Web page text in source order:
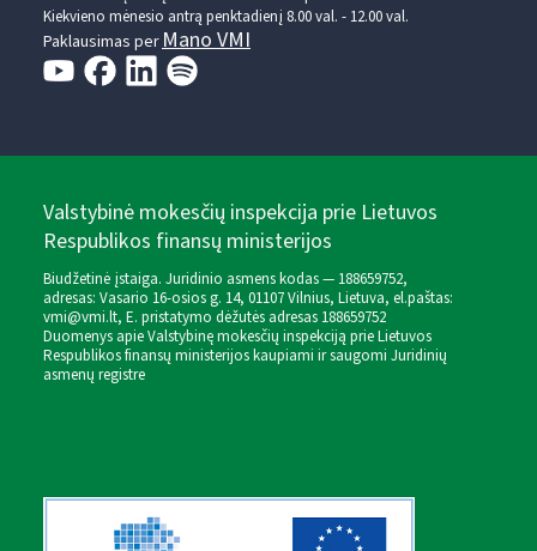
Kiekvieno mėnesio antrą penktadienį 8.00 val. - 12.00 val.
Paklausimas perMano VMI
Valstybinė mokesčių inspekcija prie Lietuvos
Respublikos finansų ministerijos
Biudžetinė įstaiga. Juridinio asmens kodas — 188659752,
adresas: Vasario 16-osios g. 14, 01107 Vilnius, Lietuva, el.paštas:
vmi@vmi.lt, E. pristatymo dėžutės adresas 188659752
Duomenys apie Valstybinę mokesčių inspekciją prie Lietuvos
Respublikos finansų ministerijos kaupiami ir saugomi Juridinių
asmenų registre